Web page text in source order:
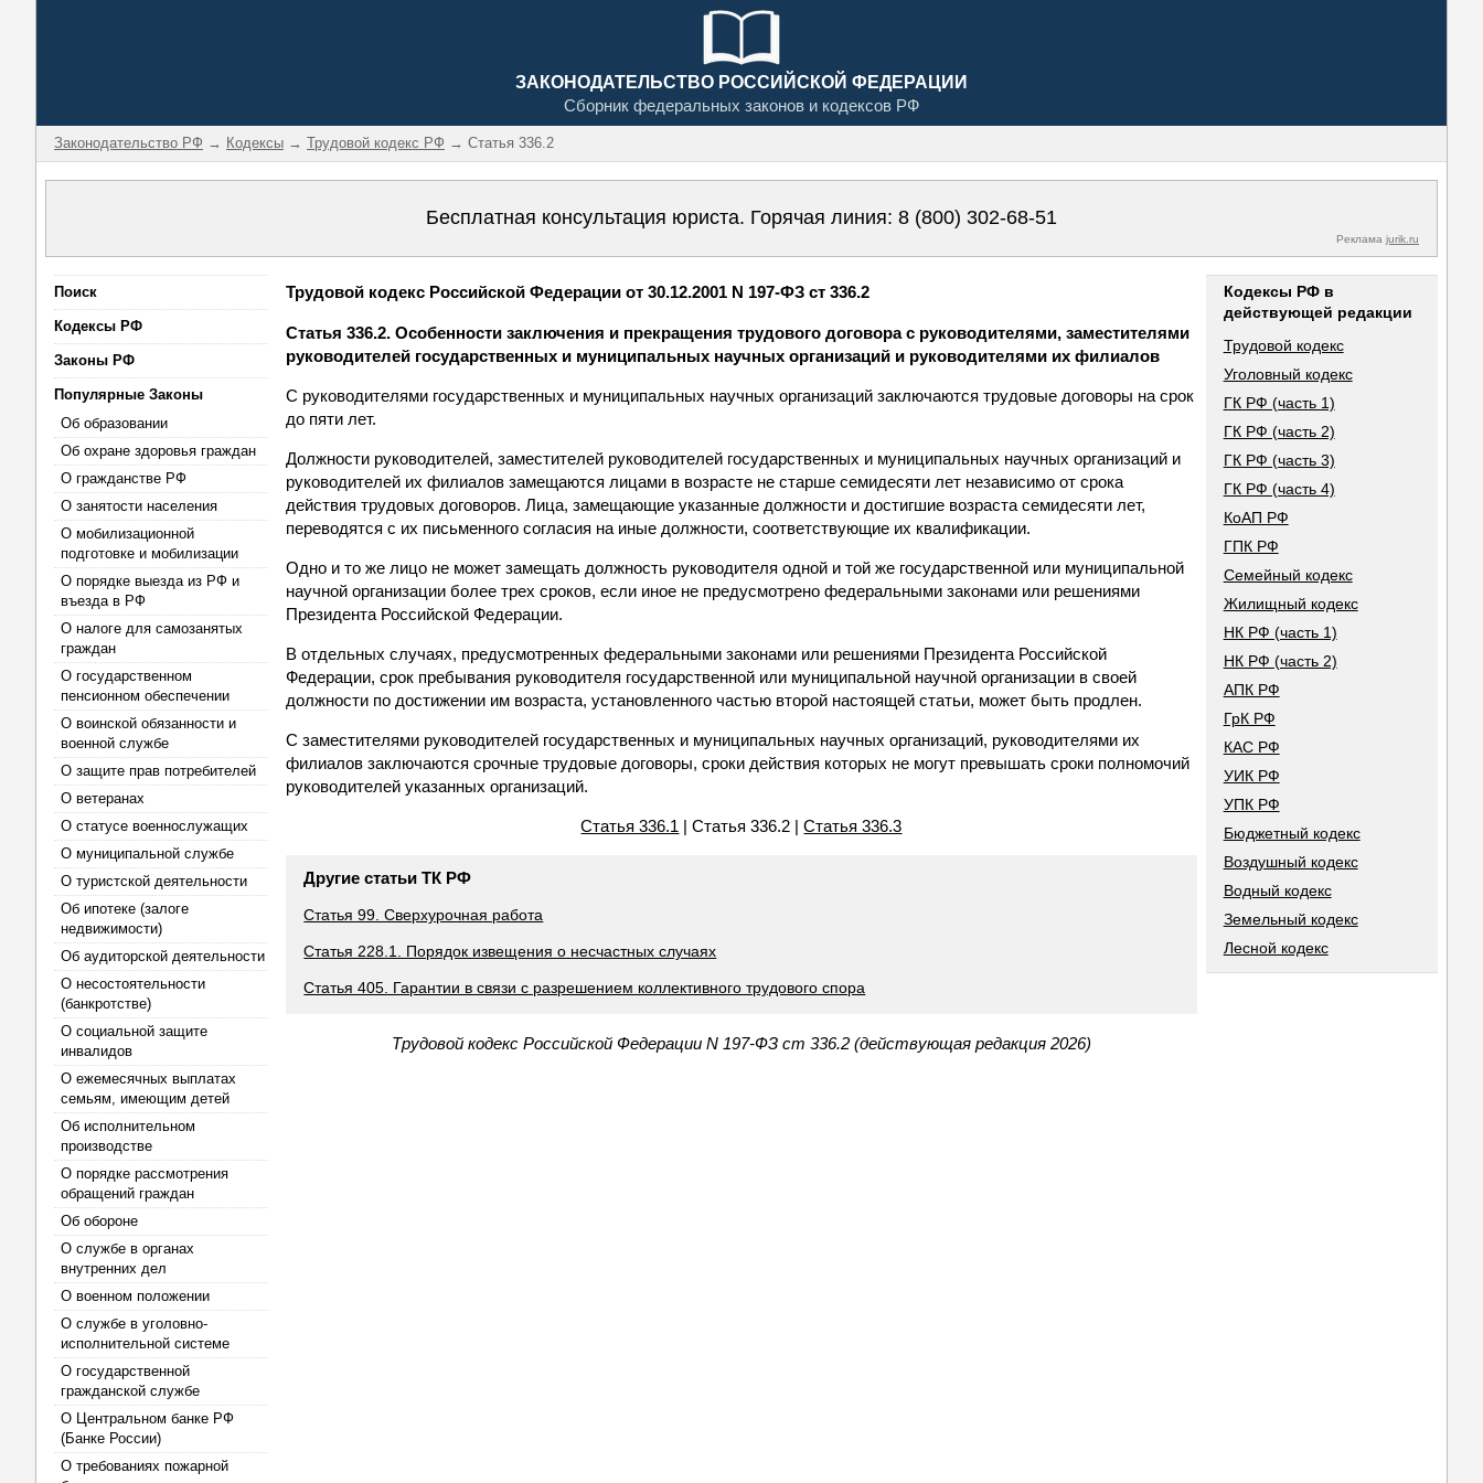
ЗАКОНОДАТЕЛЬСТВО РОССИЙСКОЙ ФЕДЕРАЦИИ
Сборник федеральных законов и кодексов РФ
Законодательство РФ → Кодексы → Трудовой кодекс РФ → Статья 336.2
Бесплатная консультация юриста. Горячая линия: 8 (800) 302-68-51
Реклама jurik.ru
Поиск
Кодексы РФ
Законы РФ
Популярные Законы
Об образовании
Об охране здоровья граждан
О гражданстве РФ
О занятости населения
О мобилизационной
подготовке и мобилизации
О порядке выезда из РФ и
въезда в РФ
О налоге для самозанятых
граждан
О государственном
пенсионном обеспечении
О воинской обязанности и
военной службе
О защите прав потребителей
О ветеранах
О статусе военнослужащих
О муниципальной службе
О туристской деятельности
Об ипотеке (залоге
недвижимости)
Об аудиторской деятельности
О несостоятельности
(банкротстве)
О социальной защите
инвалидов
О ежемесячных выплатах
семьям, имеющим детей
Об исполнительном
производстве
О порядке рассмотрения
обращений граждан
Об обороне
О службе в органах
внутренних дел
О военном положении
О службе в уголовно-
исполнительной системе
О государственной
гражданской службе
О Центральном банке РФ
(Банке России)
О требованиях пожарной
Трудовой кодекс Российской Федерации от 30.12.2001 N 197-ФЗ ст 336.2
Статья 336.2. Особенности заключения и прекращения трудового договора с руководителями, заместителями
руководителей государственных и муниципальных научных организаций и руководителями их филиалов
С руководителями государственных и муниципальных научных организаций заключаются трудовые договоры на срок
до пяти лет.
Должности руководителей, заместителей руководителей государственных и муниципальных научных организаций и
руководителей их филиалов замещаются лицами в возрасте не старше семидесяти лет независимо от срока
действия трудовых договоров. Лица, замещающие указанные должности и достигшие возраста семидесяти лет,
переводятся с их письменного согласия на иные должности, соответствующие их квалификации.
Одно и то же лицо не может замещать должность руководителя одной и той же государственной или муниципальной
научной организации более трех сроков, если иное не предусмотрено федеральными законами или решениями
Президента Российской Федерации.
В отдельных случаях, предусмотренных федеральными законами или решениями Президента Российской
Федерации, срок пребывания руководителя государственной или муниципальной научной организации в своей
должности по достижении им возраста, установленного частью второй настоящей статьи, может быть продлен.
С заместителями руководителей государственных и муниципальных научных организаций, руководителями их
филиалов заключаются срочные трудовые договоры, сроки действия которых не могут превышать сроки полномочий
руководителей указанных организаций.
Статья 336.1 | Статья 336.2 |Статья 336.3
Другие статьи ТК РФ
Статья 99. Сверхурочная работа
Статья 228.1. Порядок извещения о несчастных случаях
Статья 405. Гарантии в связи с разрешением коллективного трудового спора
Трудовой кодекс Российской Федерации N 197-ФЗ ст 336.2 (действующая редакция 2026)
Кодексы РФ в
действующей редакции
Трудовой кодекс
Уголовный кодекс
ГК РФ (часть 1)
ГК РФ (часть 2)
ГК РФ (часть 3)
ГК РФ (часть 4)
КоАП РФ
ГПК РФ
Семейный кодекс
Жилищный кодекс
НК РФ (часть 1)
НК РФ (часть 2)
АПК РФ
ГрК РФ
КАС РФ
УИК РФ
УПК РФ
Бюджетный кодекс
Воздушный кодекс
Водный кодекс
Земельный кодекс
Лесной кодекс